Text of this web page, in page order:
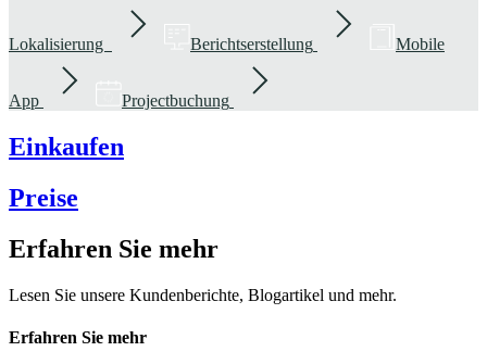
Lokalisierung Berichtserstellung Mobile
App Projectbuchung
Einkaufen
Preise
Erfahren Sie mehr
Lesen Sie unsere Kundenberichte, Blogartikel und mehr.
Erfahren Sie mehr